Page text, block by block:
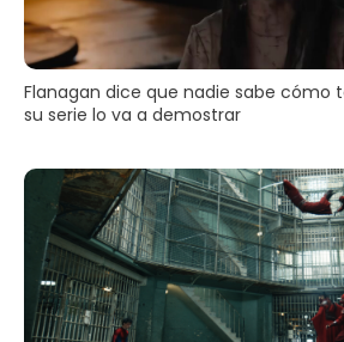
Flanagan dice que nadie sabe cómo
su serie lo va a demostrar